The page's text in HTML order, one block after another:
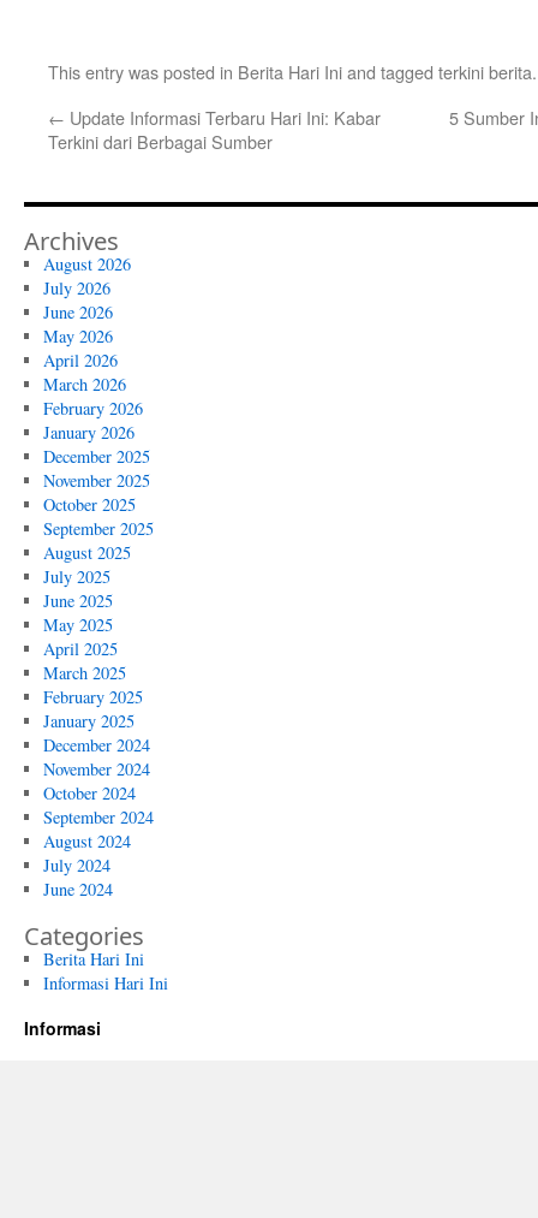
This entry was posted in Berita Hari Iniand tagged terkini berita
← Update Informasi Terbaru Hari Ini: Kabar
Terkini dari Berbagai Sumber
5 Sumber
Archives
August 2026
July 2026
June 2026
May 2026
April 2026
March 2026
February 2026
January 2026
December 2025
November 2025
October 2025
September 2025
August 2025
July 2025
June 2025
May 2025
April 2025
March 2025
February 2025
January 2025
December 2024
November 2024
October 2024
September 2024
August 2024
July 2024
June 2024
Categories
Berita Hari Ini
Informasi Hari Ini
Informasi